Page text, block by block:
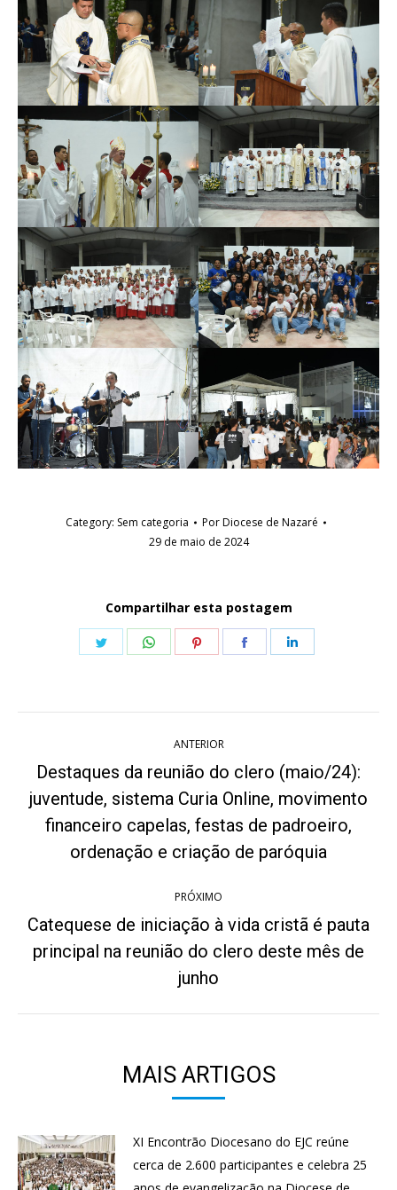
Category: Sem categoria PorDiocese de Nazaré
29 de maio de 2024
Compartilhar esta postagem
Share
Share
Share
Share
de
post:
ANTERIOR
Post
anterior:
Destaques da reunião do clero (maio/24):
juventude, sistema Curia Online, movimento
financeiro capelas, festas de padroeiro,
ordenação e criação de paróquia
PRÓXIMO
Próximo
post:
Catequese de iniciação à vida cristã é pauta
principal na reunião do clero deste mês de
junho
MAIS ARTIGOS
XI Encontrão Diocesano do EJC reúne
cerca de 2.600 participantes e celebra 25